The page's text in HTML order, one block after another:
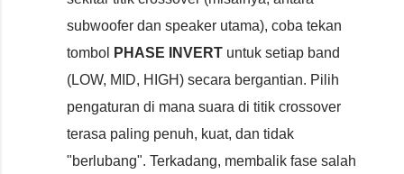
subwoofer dan speaker utama), coba tekan
tombol
PHASE INVERT untuk setiap band
(LOW, MID, HIGH) secara bergantian. Pilih
pengaturan di mana suara di titik crossover
terasa paling penuh, kuat, dan tidak
"berlubang". Terkadang, membalik fase salah